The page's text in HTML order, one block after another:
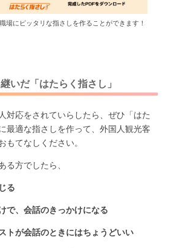
場にピッタリな指さしを作ることができます！
いだ「はたらく指さし」
対応をされていらしたら、ぜひ「はた
最適な指さしを作って、外国人観光客
もてなしください。
方でしたら、
る
で、会話のきっかけになる
トが会話のときにはちょうどいい